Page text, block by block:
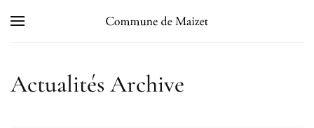
Actualités Archive